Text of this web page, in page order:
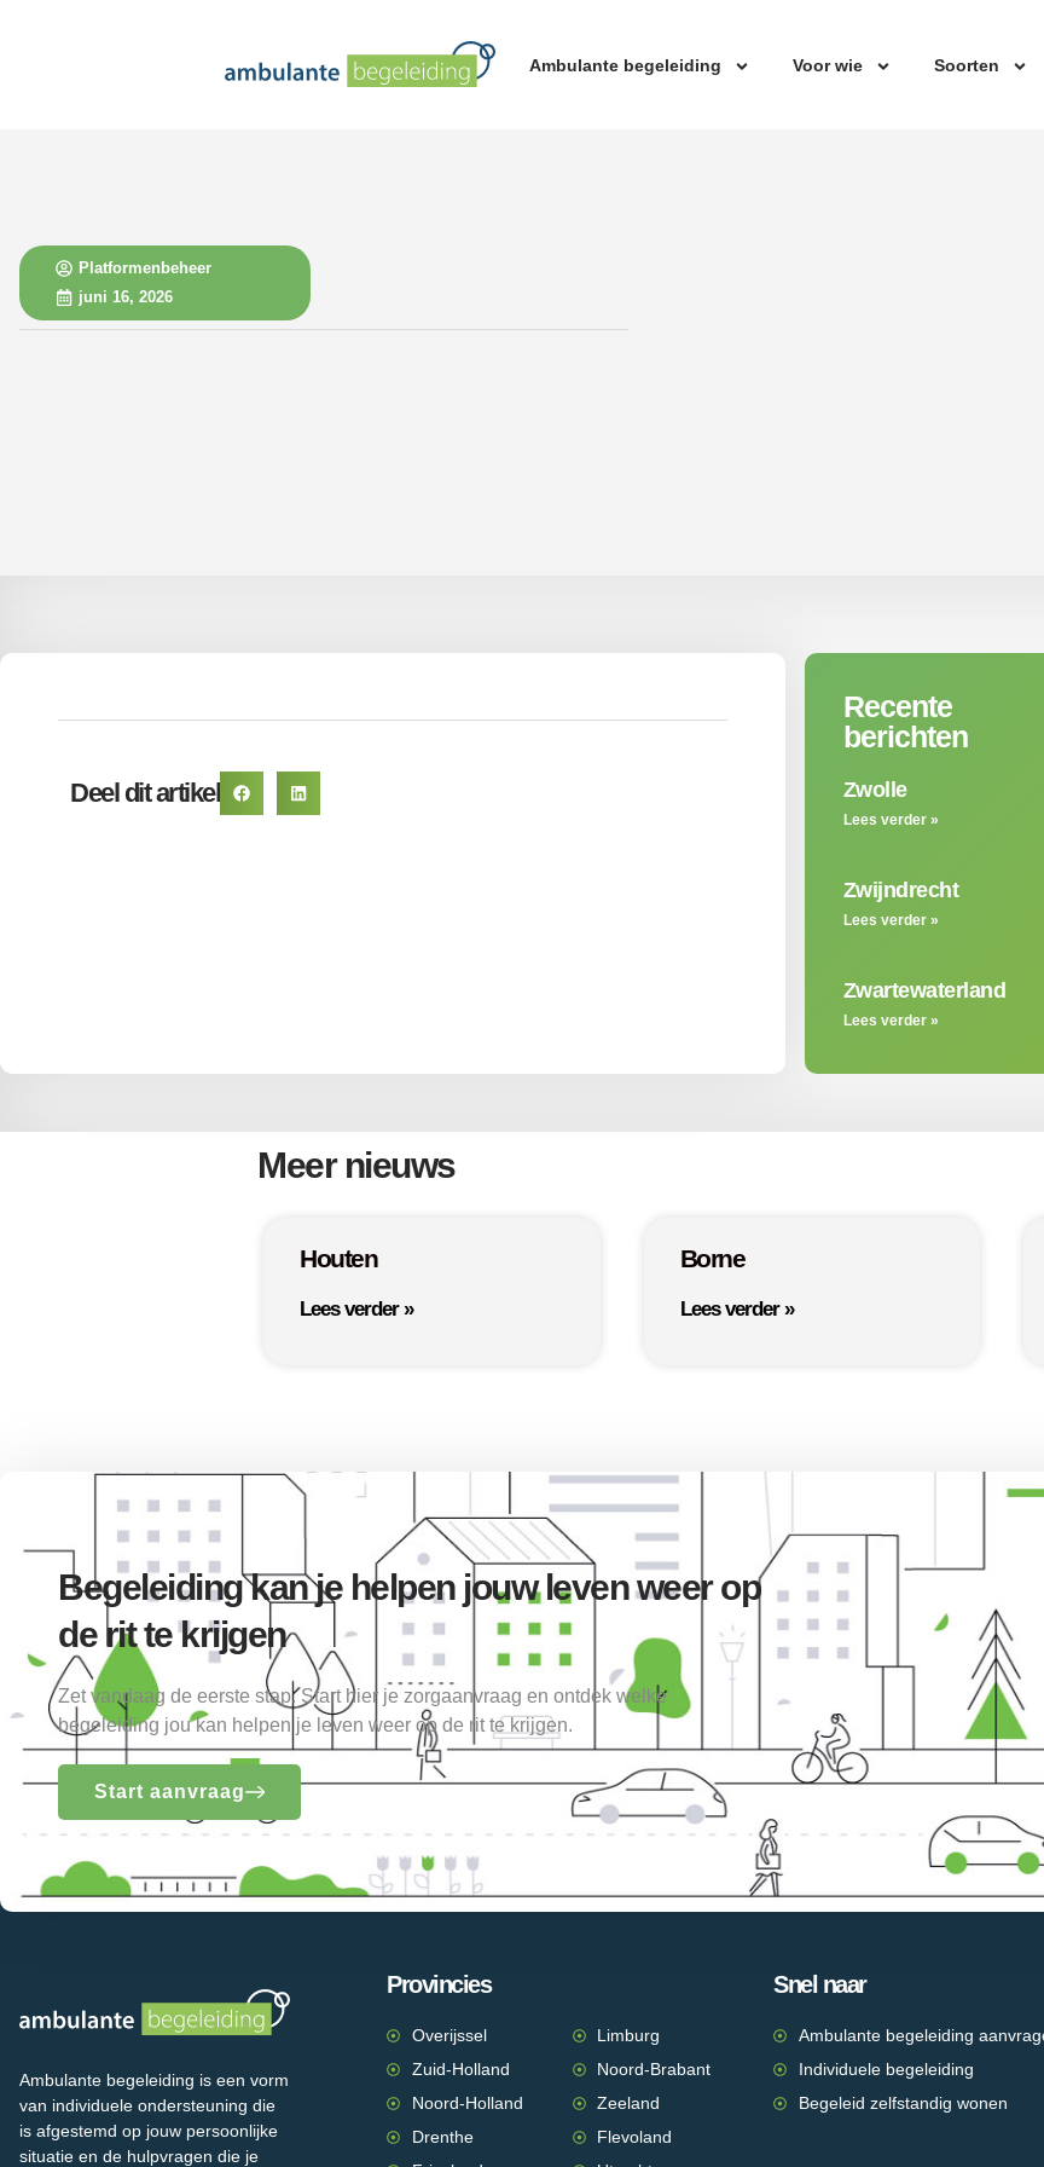
Ambulante begeleiding Voor wie Soorten
Platformenbeheer
juni 16, 2026
Deel dit artikel
Recente
berichten
Zwolle
Lees verder »
Zwijndrecht
Lees verder »
Zwartewaterland
Lees verder »
Meer nieuws
Houten
Lees verder »
Borne
Lees verder »
Begeleiding kan je helpen jouw leven weer op
de rit te krijgen
Zet vandaag de eerste stap. Start hier je zorgaanvraag en ontdek welke
begeleiding jou kan helpen je leven weer op de rit te krijgen.
Start aanvraag
Ambulante begeleiding is een vorm
van individuele ondersteuning die
is afgestemd op jouw persoonlijke
situatie en de hulpvragen die je
Provincies
Overijssel
Zuid-Holland
Noord-Holland
Drenthe
Limburg
Noord-Brabant
Zeeland
Flevoland
Snel naar
Ambulante begeleiding
Individuele begeleiding
Begeleid zelfstandig wonen